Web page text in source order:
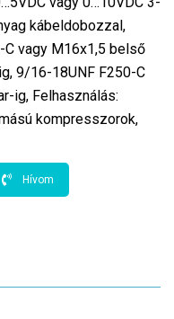
kábeldobozzal,
vagy M16x1,5 belső
9/16-18UNF F250-C
ig, Felhasználás:
kompresszorok,
Hívom